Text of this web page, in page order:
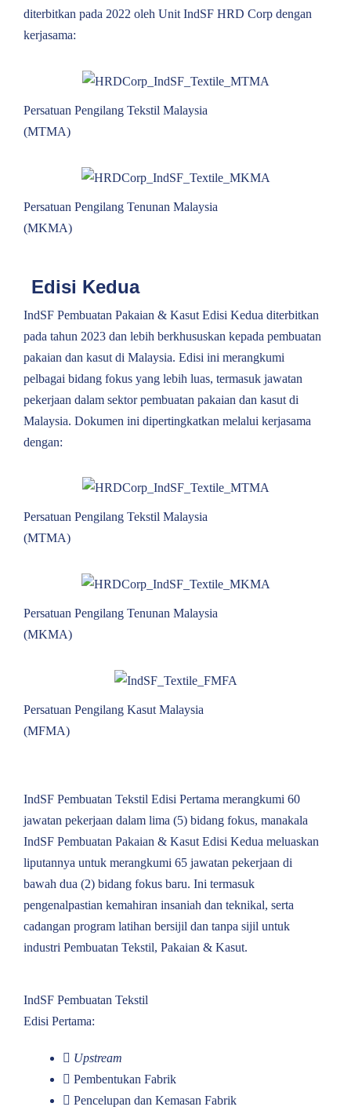
diterbitkan pada 2022 oleh Unit IndSF HRD Corp dengan
kerjasama:
Persatuan Pengilang Tekstil Malaysia
(MTMA)
Persatuan Pengilang Tenunan Malaysia
(MKMA)
Edisi Kedua
IndSF Pembuatan Pakaian & Kasut Edisi Kedua diterbitkan
pada tahun 2023 dan lebih berkhususkan kepada pembuatan
pakaian dan kasut di Malaysia. Edisi ini merangkumi
pelbagai bidang fokus yang lebih luas, termasuk jawatan
pekerjaan dalam sektor pembuatan pakaian dan kasut di
Malaysia. Dokumen ini dipertingkatkan melalui kerjasama
dengan:
Persatuan Pengilang Tekstil Malaysia
(MTMA)
Persatuan Pengilang Tenunan Malaysia
(MKMA)
Persatuan Pengilang Kasut Malaysia
(MFMA)
IndSF Pembuatan Tekstil Edisi Pertama merangkumi 60
jawatan pekerjaan dalam lima (5) bidang fokus, manakala
IndSF Pembuatan Pakaian & Kasut Edisi Kedua meluaskan
liputannya untuk merangkumi 65 jawatan pekerjaan di
bawah dua (2) bidang fokus baru. Ini termasuk
pengenalpastian kemahiran insaniah dan teknikal, serta
cadangan program latihan bersijil dan tanpa sijil untuk
industri Pembuatan Tekstil, Pakaian & Kasut.
IndSF Pembuatan Tekstil
Edisi Pertama:
Upstream
Pembentukan Fabrik
Pencelupan dan Kemasan Fabrik